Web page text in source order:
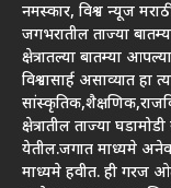
नमस्कार, विश्व न्यूज
जगभरातील ताज्या
क्षेत्रातल्या बातम्या
विश्वासार्ह असाव्यात हा
क्षेत्रातील ताज्या
येतील.जगात माध्यमे अनेक
माध्यमे हवीत. ही गरज